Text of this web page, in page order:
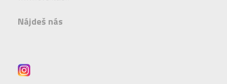
Nájdeš nás